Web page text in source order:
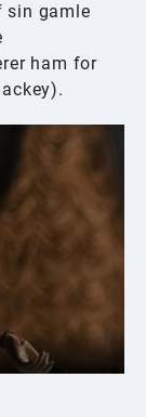
sin gamle
ham for